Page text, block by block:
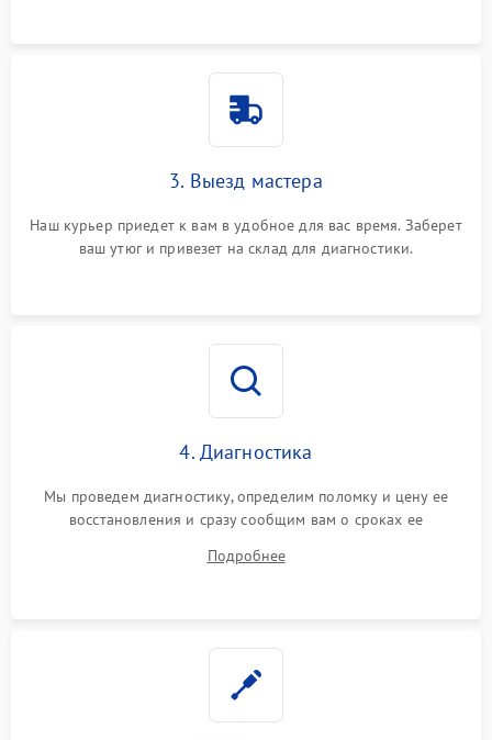
3. Выезд мастера
Наш курьер приедет к вам в удобное для вас время. Заберет
ваш утюг и привезет на склад для диагностики.
4. Диагностика
Мы проведем диагностику, определим поломку и цену ее
восстановления и сразу сообщим вам о сроках ее
Подробнее